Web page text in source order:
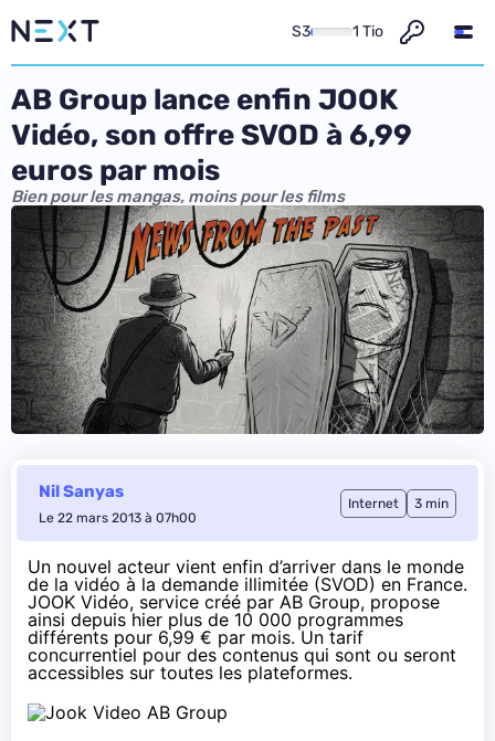
S3 1 Tio
AB Group lance enfin JOOK
Vidéo, son offre SVOD à 6,99
euros par mois
Bien pour les mangas, moins pour les films
Nil Sanyas
Le 22 mars 2013 à 07h00
Internet 3 min
Un nouvel acteur vient enfin d’arriver dans le monde
de la vidéo à la demande illimitée (SVOD) en France.
JOOK Vidéo, service créé par AB Group, propose
ainsi depuis hier plus de 10 000 programmes
différents pour 6,99 € par mois. Un tarif
concurrentiel pour des contenus qui sont ou seront
accessibles sur toutes les plateformes.